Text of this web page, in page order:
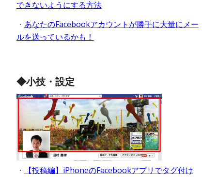
できないようにする方法
・ あなたのFacebookアカウントが勝手に大量にメー
ルを送っているかも！
◆小技・設定
・
【投稿編】iPhoneのFacebookアプリでタグ付け